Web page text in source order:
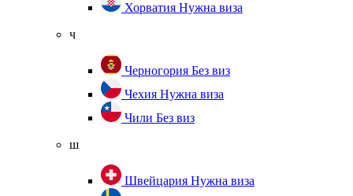
Хорватия Нужна виза
ч
Черногория Без виз
Чехия Нужна виза
Чили Без виз
ш
Швейцария Нужна виза